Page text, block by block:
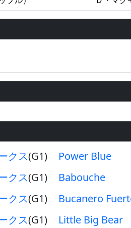
クス(G1)
Power Blue
クス(G1)
Babouche
クス(G1)
Bucanero
クス(G1)
Little Big Bear